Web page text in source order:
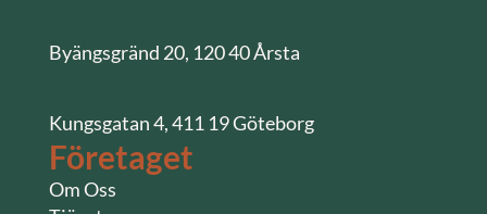
Byängsgränd 20, 120 40 Årsta
Kungsgatan 4, 411 19 Göteborg
Företaget
Om Oss